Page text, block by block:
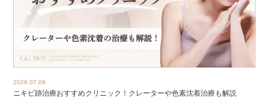
2026.07.09
ニキビ跡治療おすすめクリニック！クレーターや色素沈着治療も解説